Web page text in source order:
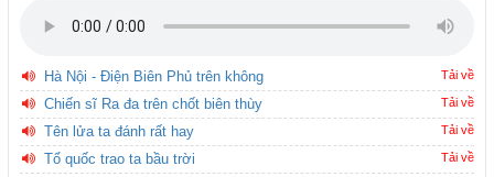
Hà Nội - Điện Biên Phủ trên không Tải về
Chiến sĩ Ra đa trên chốt biên thùy Tải về
Tên lửa ta đánh rất hay Tải về
Tổ quốc trao ta bầu trời Tải về